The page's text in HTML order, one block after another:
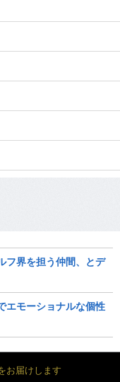
フ界を担う仲間、とデ
エモーショナルな個性
お届けします